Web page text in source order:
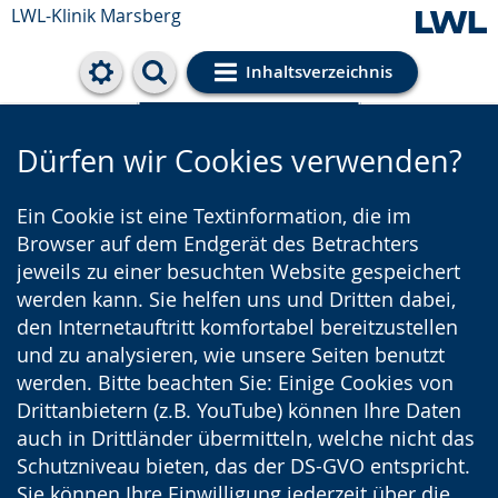
LWL-Klinik Marsberg
Inhaltsverzeichnis
Cookie-Einstellungen
Dürfen wir Cookies verwenden?
Ein Cookie ist eine Textinformation, die im
Browser auf dem Endgerät des Betrachters
jeweils zu einer besuchten Website gespeichert
werden kann. Sie helfen uns und Dritten dabei,
den Internetauftritt komfortabel bereitzustellen
und zu analysieren, wie unsere Seiten benutzt
werden. Bitte beachten Sie: Einige Cookies von
Drittanbietern (z.B. YouTube) können Ihre Daten
auch in Drittländer übermitteln, welche nicht das
Schutzniveau bieten, das der DS-GVO entspricht.